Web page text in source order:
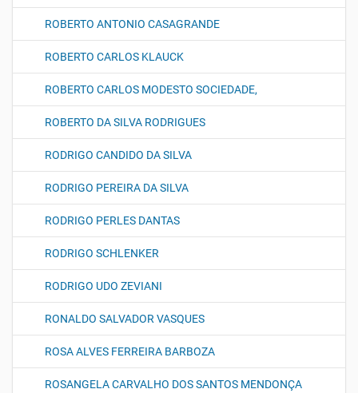
ROBERTO ANTONIO CASAGRANDE
ROBERTO CARLOS KLAUCK
ROBERTO CARLOS MODESTO SOCIEDADE,
ROBERTO DA SILVA RODRIGUES
RODRIGO CANDIDO DA SILVA
RODRIGO PEREIRA DA SILVA
RODRIGO PERLES DANTAS
RODRIGO SCHLENKER
RODRIGO UDO ZEVIANI
RONALDO SALVADOR VASQUES
ROSA ALVES FERREIRA BARBOZA
ROSANGELA CARVALHO DOS SANTOS MENDONÇA